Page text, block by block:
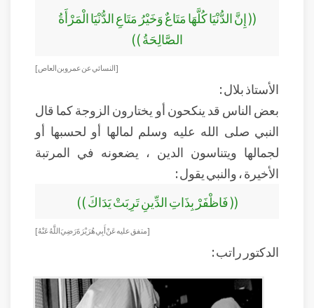
(( إِنَّ الدُّنْيَا كُلَّهَا مَتَاعٌ وَخَيْرُ مَتَاعِ الدُّنْيَا الْمَرْأَةُ
الصَّالِحَةُ ))
[النسائي عن عمرو بن العاص ]
الأستاذ بلال :
بعض الناس قد ينكحون أو يختارون الزوجة كما قال
النبي صلى الله عليه وسلم لمالها أو لحسبها أو
لجمالها ويتناسون الدين ، يضعونه في المرتبة
الأخيرة ، والنبي يقول :
(( فَاظْفَرْ بِذَاتِ الدِّينِ تَرِبَتْ يَدَاكَ ))
[ متفق عليه عَنْ أَبِي هُرَيْرَةَ رَضِيَ اللَّهُ عَنْهُ]
الدكتور راتب :